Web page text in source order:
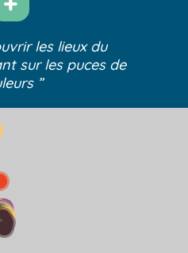
les lieux du
sur les puces de
”